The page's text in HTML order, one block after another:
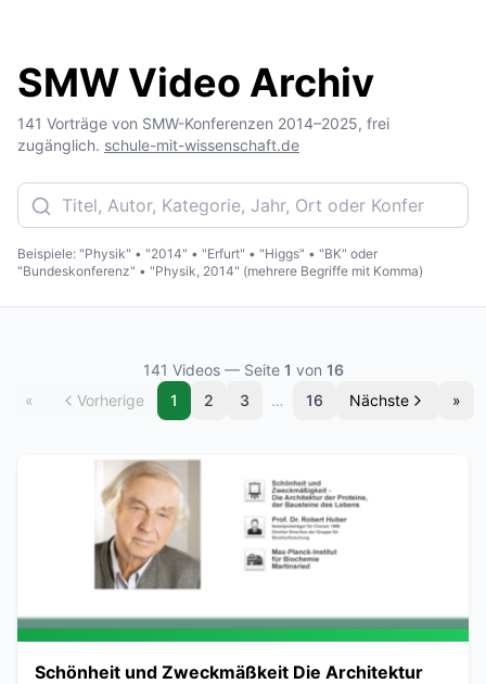
SMW Video Archiv
141 Vorträge von SMW-Konferenzen 2014–2025, frei
zugänglich. schule-mit-wissenschaft.de
Beispiele: "Physik" • "2014" • "Erfurt" • "Higgs" • "BK" oder
"Bundeskonferenz" • "Physik, 2014" (mehrere Begriffe mit Komma)
141 Videos— Seite 1 von 16
«
Vorherige 1 2 3 … 16 Nächste »
Schönheit und Zweckmäßkeit Die Architektur